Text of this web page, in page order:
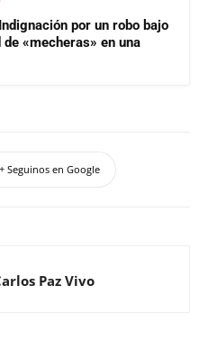
por un robo bajo
de «mecheras» en una
+ Seguinos en Google
Paz Vivo